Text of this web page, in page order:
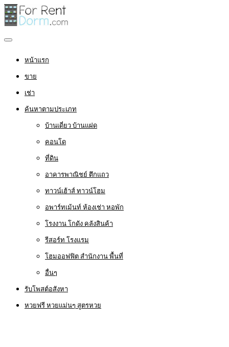
หน้าแรก
ขาย
เช่า
ค้นหาตามประเภท
บ้านเดี่ยว บ้านแฝด
คอนโด
ที่ดิน
อาคารพาณิชย์ ตึกแถว
ทาวน์เฮ้าส์ ทาวน์โฮม
อพาร์ทเม้นท์ ห้องเช่า หอพัก
โรงงาน โกดัง คลังสินค้า
รีสอร์ท โรงแรม
โฮมออฟฟิต สำนักงาน พื้นที่
อื่นๆ
รับโพสต์อสังหา
หวยฟรี หวยแม่นๆ สูตรหวย